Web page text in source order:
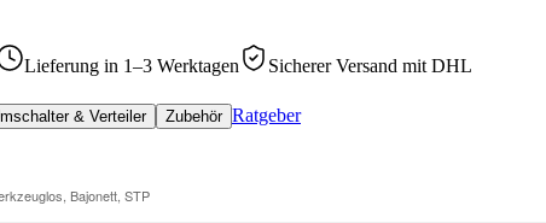
Lieferung in 1–3 Werktagen Sicherer Versand mit DHL
& Verteiler Zubehör Ratgeber
Bajonett, STP